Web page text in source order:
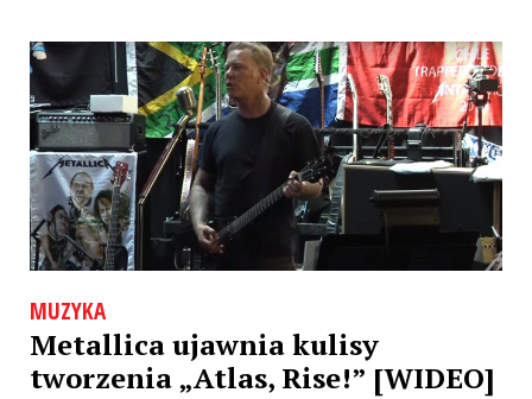
MUZYKA
Metallica ujawnia kulisy
tworzenia „Atlas, Rise!” [WIDEO]